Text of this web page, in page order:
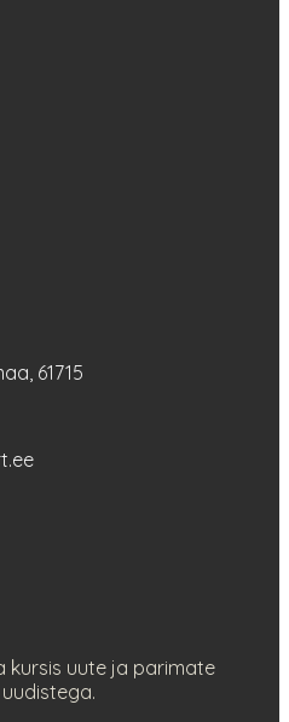
61715
kursis uute ja parimate